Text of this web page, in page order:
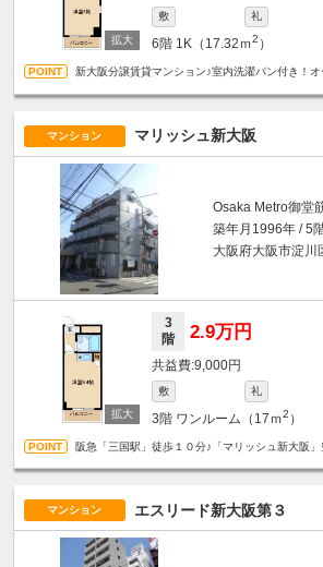
敷 礼
6階 1K（17.32ｍ2 ）
新大阪分譲賃貸マンション♪室内洗濯パン付き！オ
マンション マリッシュ新大阪
Osaka Metro御堂
築年月1996年 / 5
大阪府大阪市淀川
3
階
2.9万円
9,000円
敷 礼
3階 ワンルーム（17ｍ2 ）
阪急「三国駅」徒歩１０分♪「マリッシュ新大阪」
マンション エスリード新大阪第３